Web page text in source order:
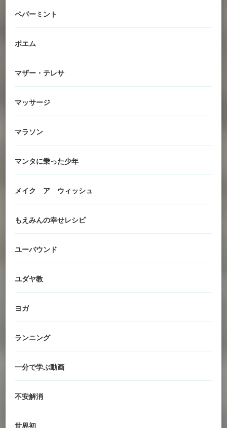
ペパーミント
ポエム
マザー・テレサ
マッサージ
マラソン
マンタに乗った少年
メイク ア ウィッシュ
もえみんの幸せレシピ
ユーバウンド
ユダヤ教
ヨガ
ランニング
一分で学ぶ動画
不安解消
世界初